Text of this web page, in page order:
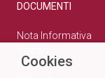
DOCUMENTI
Nota Informativa
Normativa
Cookies